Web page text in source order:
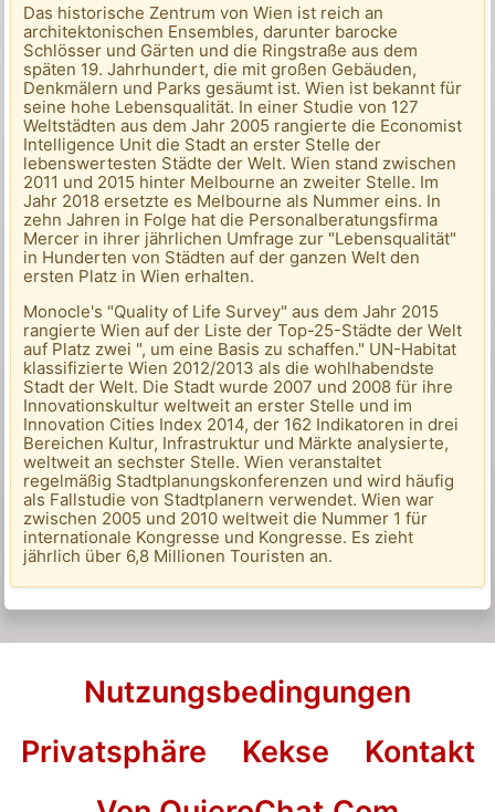
Das historische Zentrum von Wien ist reich an
architektonischen Ensembles, darunter barocke
Schlösser und Gärten und die Ringstraße aus dem
späten 19. Jahrhundert, die mit großen Gebäuden,
Denkmälern und Parks gesäumt ist. Wien ist bekannt für
seine hohe Lebensqualität. In einer Studie von 127
Weltstädten aus dem Jahr 2005 rangierte die Economist
Intelligence Unit die Stadt an erster Stelle der
lebenswertesten Städte der Welt. Wien stand zwischen
2011 und 2015 hinter Melbourne an zweiter Stelle. Im
Jahr 2018 ersetzte es Melbourne als Nummer eins. In
zehn Jahren in Folge hat die Personalberatungsfirma
Mercer in ihrer jährlichen Umfrage zur "Lebensqualität"
in Hunderten von Städten auf der ganzen Welt den
ersten Platz in Wien erhalten.
Monocle's "Quality of Life Survey" aus dem Jahr 2015
rangierte Wien auf der Liste der Top-25-Städte der Welt
auf Platz zwei ", um eine Basis zu schaffen." UN-Habitat
klassifizierte Wien 2012/2013 als die wohlhabendste
Stadt der Welt. Die Stadt wurde 2007 und 2008 für ihre
Innovationskultur weltweit an erster Stelle und im
Innovation Cities Index 2014, der 162 Indikatoren in drei
Bereichen Kultur, Infrastruktur und Märkte analysierte,
weltweit an sechster Stelle. Wien veranstaltet
regelmäßig Stadtplanungskonferenzen und wird häufig
als Fallstudie von Stadtplanern verwendet. Wien war
zwischen 2005 und 2010 weltweit die Nummer 1 für
internationale Kongresse und Kongresse. Es zieht
jährlich über 6,8 Millionen Touristen an.
Nutzungsbedingungen
Privatsphäre
Kekse
Kontakt